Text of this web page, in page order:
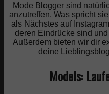
Mode Blogger sind
anzutreffen. Was spricht
als Nächstes auf
deren Eindrücke sind
Außerdem bieten wir dir
deine
Models: